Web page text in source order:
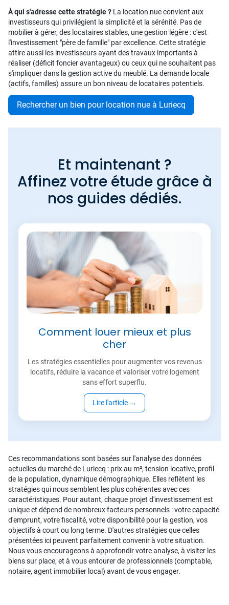
À qui s'adresse cette stratégie ? La location nue convient aux
investisseurs qui privilégient la simplicité et la sérénité. Pas de
mobilier à gérer, des locataires stables, une gestion légère : c'est
l'investissement "père de famille" par excellence. Cette stratégie
attire aussi les investisseurs ayant des travaux importants à
réaliser (déficit foncier avantageux) ou ceux qui ne souhaitent pas
s'impliquer dans la gestion active du meublé. La demande locale
(actifs, familles) assure un bon niveau de locataires potentiels.
Rechercher un bien pour location nue à Luriecq
Et maintenant ?
Affinez votre étude grâce à
nos guides dédiés.
Comment louer mieux et plus
cher
Les stratégies essentielles pour augmenter vos revenus
locatifs, réduire la vacance et valoriser votre logement
sans effort superflu.
Lire l'article →
Ces recommandations sont basées sur l'analyse des données
actuelles du marché de Luriecq : prix au m², tension locative, profil
de la population, dynamique démographique. Elles reflètent les
stratégies qui nous semblent les plus cohérentes avec ces
caractéristiques. Pour autant, chaque projet d'investissement est
unique et dépend de nombreux facteurs personnels : votre capacité
d'emprunt, votre fiscalité, votre disponibilité pour la gestion, vos
objectifs à court ou long terme. D'autres stratégies que celles
présentées ici peuvent parfaitement convenir à votre situation.
Nous vous encourageons à approfondir votre analyse, à visiter les
biens sur place, et à vous entourer de professionnels (comptable,
notaire, agent immobilier local) avant de vous engager.